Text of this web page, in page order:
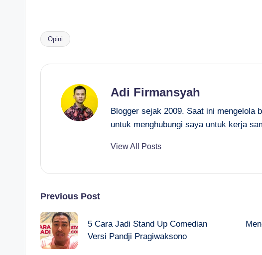
Tags:
Opini
Adi Firmansyah
Blogger sejak 2009. Saat ini mengelola
untuk menghubungi saya untuk kerja
View All Posts
Post
navigation
Previous Post
5 Cara Jadi Stand Up Comedian
Versi Pandji Pragiwaksono